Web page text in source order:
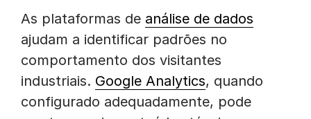
As plataformas de análise de dados
ajudam a identificar padrões no
comportamento dos visitantes
industriais. Google Analytics, quando
configurado adequadamente, pode